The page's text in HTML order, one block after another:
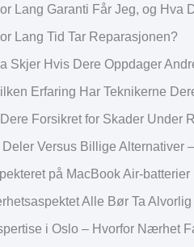
Lang Garanti Får Jeg, og Hva
Lang Tid Tar Reparasjonen?
Skjer Hvis Dere Oppdager
Erfaring Har Teknikerne
Forsikret for Skader Under
Versus Billige Alternativer
på MacBook Air-batterier
Alle Bør Ta Alvorlig
i Oslo – Hvorfor Nærhet